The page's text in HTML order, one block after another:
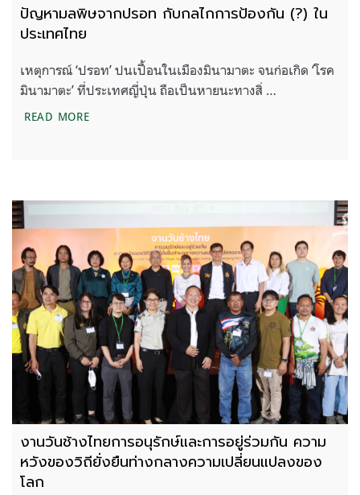
ปัญหามลพิษจากปรอท กับกลไกการป้องกัน (?) ใน
ประเทศไทย
เหตุการณ์ ‘ปรอท’ ปนเปื้อนในเมืองมินามาตะ จนก่อเกิด ‘โรค
มินามาตะ’ ที่ประเทศญี่ปุ่น ถือเป็นหายนะทางสิ่ …
READ MOREปัญหามลพิษจากปรอท กับกลไกการป้องกัน (?) ในประ
งานวันช้างไทยการอนุรักษ์และการอยู่ร่วมกัน ความ
หวังของวิถียั่งยืนท่างกลางความเปลี่ยนแปลงของ
โลก